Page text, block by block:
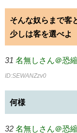
そんな奴らまで客
少しは客を選べよ
31 名無しさん＠恐
ID:SEWANZzv0
何様
32 名無しさん＠恐